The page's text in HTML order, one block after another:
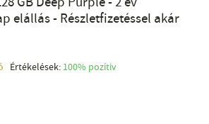
elállás - Részletfizetéssel akár
Értékelések: 100% pozítiv